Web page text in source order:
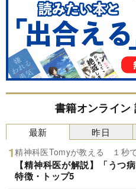
書籍オンライン
最新
精神科医Tomyが教える １秒
【精神科医が解説】「うつ
特徴・トップ5
昨日